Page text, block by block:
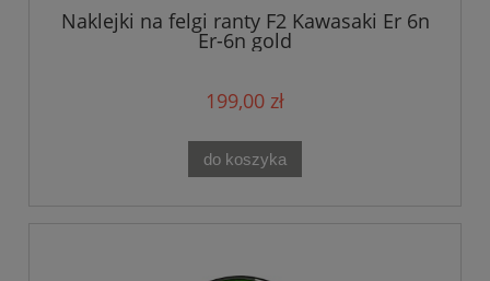
Naklejki na felgi ranty F2 Kawasaki Er 6n
Er-6n gold
199,00 zł
do koszyka